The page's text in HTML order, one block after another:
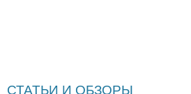
СТАТЬИ И ОБЗОРЫ